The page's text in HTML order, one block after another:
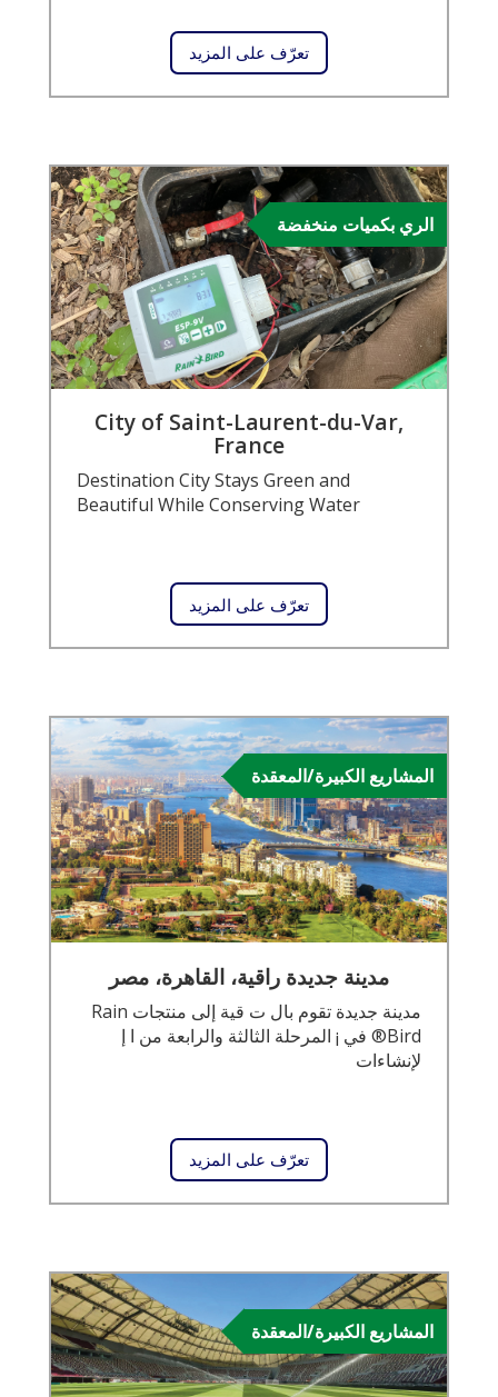
تعرّف على المزيد
الري بكميات منخفضة
City of Saint-Laurent-du-Var,
France
Destination City Stays Green and
Beautiful While Conserving Water
تعرّف على المزيد
المشاريع الكبيرة/المعقدة
مدينة جديدة راقية، القاهرة، مصر
مدينة جديدة تقوم بال ت قية إلى منتجات Rain
Bird® في ¡ المرحلة الثالثة والرابعة من ا إ
لإنشاءات
تعرّف على المزيد
المشاريع الكبيرة/المعقدة